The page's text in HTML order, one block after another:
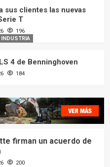
REPORTAJES
la sede central de
la fábrica de
GASPARDO en
centro logístico de TVH
sus clientes las nuevas
T
196
INDUSTRIA
4 de Benninghoven
184
firman un acuerdo de
200